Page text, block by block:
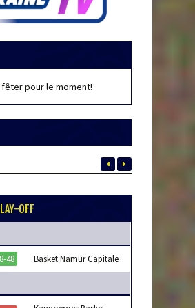
pour le moment!
OFF
48 Basket Namur Capitale